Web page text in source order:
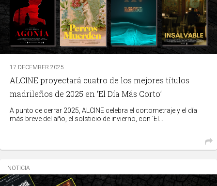
17 DECEMBER 2025
ALCINE proyectará cuatro de los mejores títulos
madrileños de 2025 en ‘El Día Más Corto’
A punto de cerrar 2025, ALCINE celebra el cortometraje y el día
más breve del año, el solsticio de invierno, con ‘El...
NOTICIA